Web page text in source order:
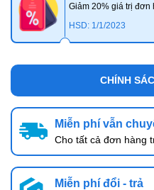
Giảm 20% giá trị đơn
HSD: 1/1/2023
CHÍNH
Miễn phí vẫn
Cho tất cả đơn hàng
Miễn phí đổi - trả